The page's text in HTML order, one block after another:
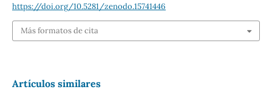
https://doi.org/10.5281/zenodo.15741446
Más formatos de cita
Artículos similares